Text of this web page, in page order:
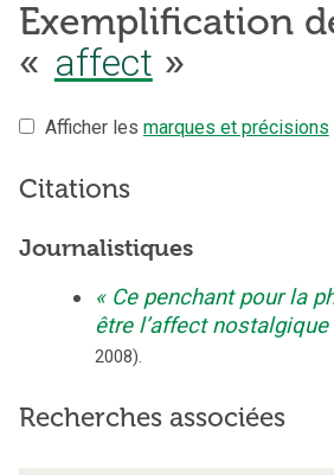
Exemplification
« affect »
Afficher les marques et précisions
Citations
Journalistiques
Ce penchant pour la
être l’affect nostalgique
2008).
Recherches associées